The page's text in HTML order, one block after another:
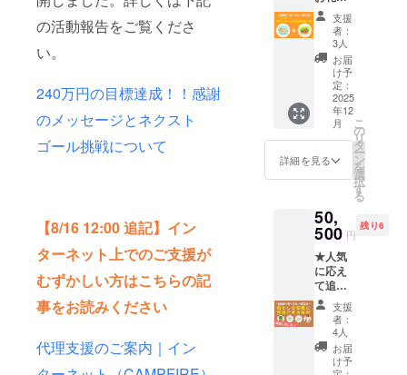
の活動報告をご覧くださ
い。
240万円の目標達成！！感謝
のメッセージとネクスト
ゴール挑戦について
【8/16 12:00 追記】イン
ターネット上でのご支援が
むずかしい方はこちらの記
事をお読みください
代理支援のご案内｜イン
した
（大人
でも選
択は可
能で
す）。
・感謝
のメー
ル ・制
作活動
報告
（月1回
※会話帳
にお名
載され
ませ
ん。
※『旅の
指さし
会話帳
東ティ
モー
トルト
料理1種
をお送
りしま
す。 ・
お礼メ
ニュー
（感謝
のメー
ル、制
作活動
話帳に
お名前
掲載）
・『旅
の指さ
し会話
帳 東
ティ
モー
ル』1冊
・世界
レトル
ト版・
東ティ
モール
料理2種
＋報告
会】 お
礼のメ
ニュー
に加え
て、会
話帳1冊
と東
モール
の伝統
料理の
レシピ
をもと
に開発
したレ
トルト
料理2種
の提供
と、完
支援
者：
3人
お届
け予
定：
2025
年12
月
詳細を見る
こ
の
リ
タ
ー
ン
を
選
択
す
る
50,
500 円
残り6
★人気
に応え
て追加
しまし
た！
【会話
帳1冊＋
お礼＋
支援
者：
4人
お届
け予